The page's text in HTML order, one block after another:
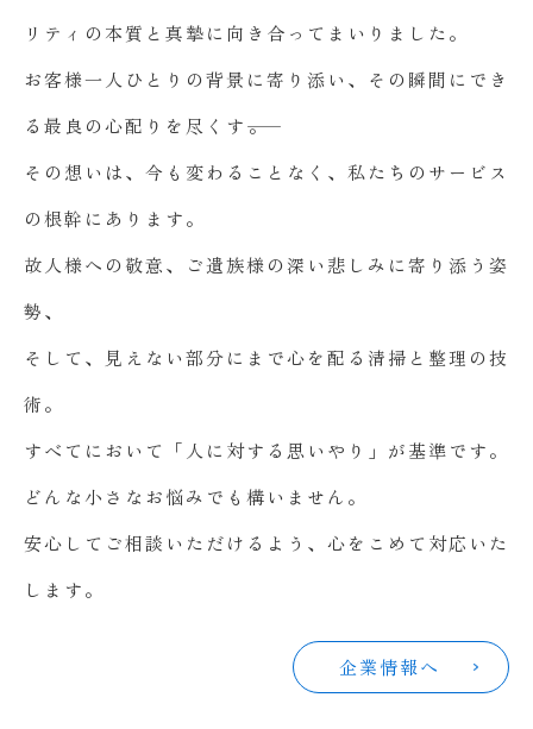
リティの本質と真摯に向き合ってまいりました。
お客様一人ひとりの背景に寄り添い、その瞬間にでき
る最良の心配りを尽くす――。
その想いは、今も変わることなく、私たちのサービス
の根幹にあります。
故人様への敬意、ご遺族様の深い悲しみに寄り添う姿
勢、
そして、見えない部分にまで心を配る清掃と整理の技
術。
すべてにおいて「人に対する思いやり」が基準です。
どんな小さなお悩みでも構いません。
安心してご相談いただけるよう、心をこめて対応いた
します。
企業情報へ